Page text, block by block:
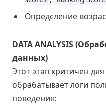
Определение
DATA ANALYSIS
данных)
Этот этап критичен
обрабатывает логи
поведения: